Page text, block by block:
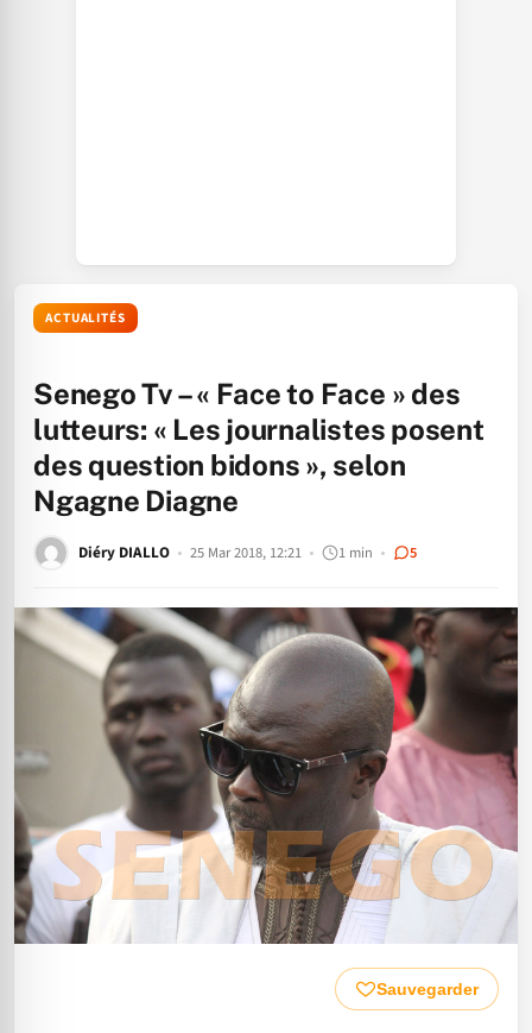
ACTUALITÉS
Senego Tv – « Face to Face » des
lutteurs: « Les journalistes posent
des question bidons », selon
Ngagne Diagne
Diéry DIALLO 25 Mar 2018, 12:21 1 min 5
Sauvegarder